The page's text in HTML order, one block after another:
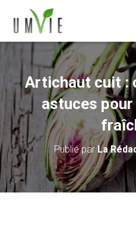
Artichaut cuit :
astuces
Publié parLa